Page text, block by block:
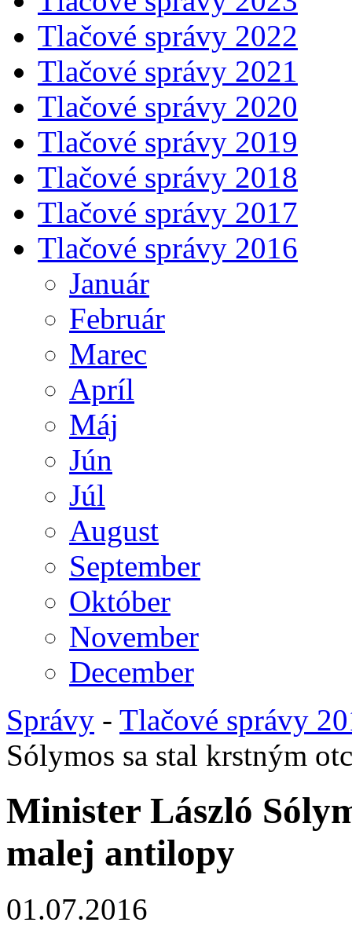
Tlačové správy 2022
Tlačové správy 2021
Tlačové správy 2020
Tlačové správy 2019
Tlačové správy 2018
Tlačové správy 2017
Tlačové správy 2016
Január
Február
Marec
Apríl
Máj
Jún
Júl
August
September
Október
November
December
Správy - Tlačové správy
Sólymos sa stal krstným
Minister László
malej antilopy
01.07.2016